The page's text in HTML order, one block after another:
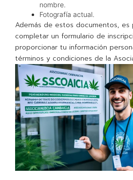
nombre.
Fotografía actual.
Además de estos documentos,
completar un formulario de
proporcionar tu información
términos y condiciones de la